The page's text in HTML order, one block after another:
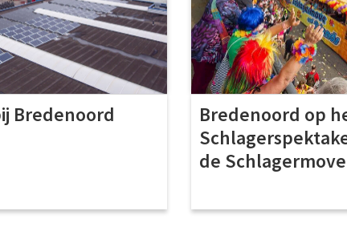
Bredenoord
Bredenoord op
de